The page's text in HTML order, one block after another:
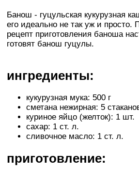
Банош - гуцульская кукурузная
его идеально не так уж и просто.
рецепт приготовления баноша
готовят банош гуцулы.
ингредиенты:
кукурузная мука: 500 г
сметана нежирная: 5
куриное яйцо (желток): 1 шт.
сахар: 1 ст. л.
сливочное масло: 1 ст. л.
приготовление: